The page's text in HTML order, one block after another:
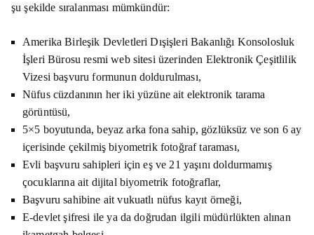
şu şekilde sıralanması mümkündür:
Amerika Birleşik Devletleri Dışişleri Bakanlığı Konsolosluk
İşleri Bürosu resmi web sitesi üzerinden Elektronik Çeşitlilik
Vizesi başvuru formunun doldurulması,
Nüfus cüzdanının her iki yüzüne ait elektronik tarama
görüntüsü,
5×5 boyutunda, beyaz arka fona sahip, gözlüksüz ve son 6 ay
içerisinde çekilmiş biyometrik fotoğraf taraması,
Evli başvuru sahipleri için eş ve 21 yaşını doldurmamış
çocuklarına ait dijital biyometrik fotoğraflar,
Başvuru sahibine ait vukuatlı nüfus kayıt örneği,
E-devlet şifresi ile ya da doğrudan ilgili müdürlükten alınan